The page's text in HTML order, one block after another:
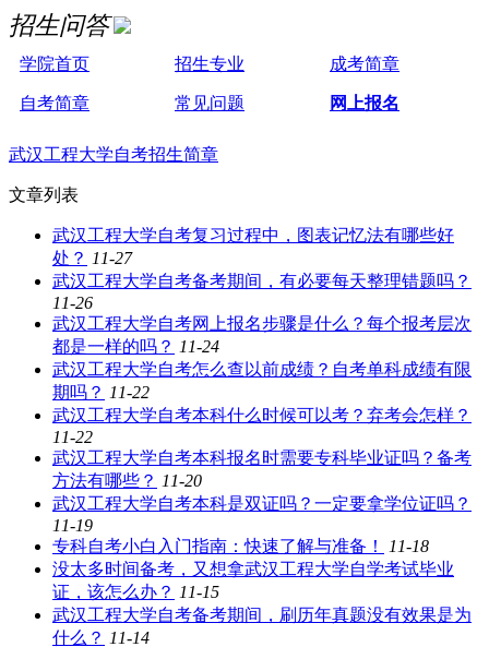
招生问答
学院首页 招生专业 成考简章
自考简章 常见问题 网上报名
武汉工程大学自考招生简章
文章列表
武汉工程大学自考复习过程中，图表记忆法有哪些好
处？ 11-27
武汉工程大学自考备考期间，有必要每天整理错题吗？
11-26
武汉工程大学自考网上报名步骤是什么？每个报考层次
都是一样的吗？ 11-24
武汉工程大学自考怎么查以前成绩？自考单科成绩有限
期吗？ 11-22
武汉工程大学自考本科什么时候可以考？弃考会怎样？
11-22
武汉工程大学自考本科报名时需要专科毕业证吗？备考
方法有哪些？ 11-20
武汉工程大学自考本科是双证吗？一定要拿学位证吗？
11-19
专科自考小白入门指南：快速了解与准备！
11-18
没太多时间备考，又想拿武汉工程大学自学考试毕业
证，该怎么办？ 11-15
武汉工程大学自考备考期间，刷历年真题没有效果是为
什么？ 11-14